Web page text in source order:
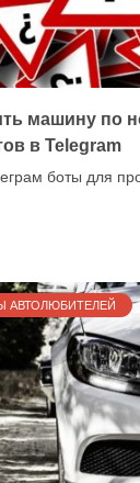
машину по
в Telegram
боты для
АВТОЛЮБИТЕЛЕЙ